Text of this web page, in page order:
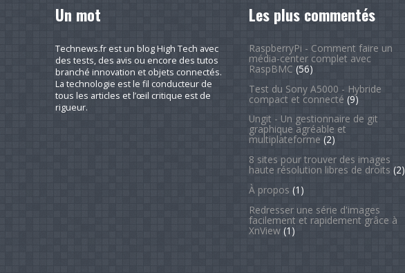
Un mot
Technews.fr est un blog High Tech avec
des tests, des avis ou encore des tutos
branché innovation et objets connectés.
La technologie est le fil conducteur de
tous les articles et l’œil critique est de
rigueur.
Les plus commentés
RaspberryPi - Comment faire un
média-center complet avec
RaspBMC (56)
Test du Sony A5000 - Hybride
compact et connecté (9)
Ungit - Un gestionnaire de git
graphique agréable et
multiplateforme (2)
8 sites pour trouver des images
haute résolution libres de droits (2)
À propos (1)
Redresser une série d'images
facilement et rapidement grâce à
XnView(1)